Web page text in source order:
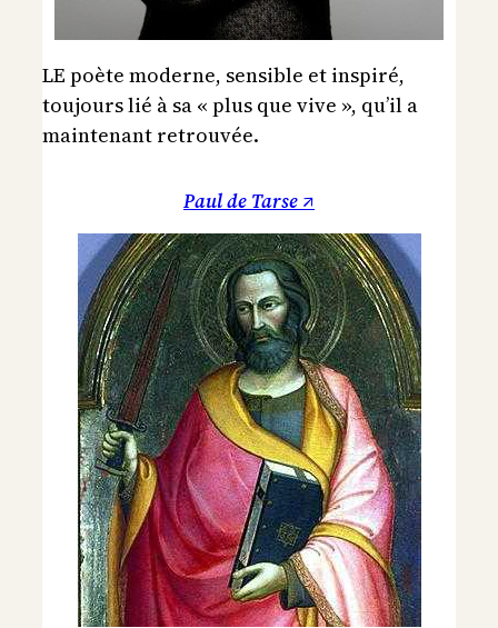
LE poète moderne, sensible et inspiré,
toujours lié à sa « plus que vive », qu’il a
maintenant retrouvée.
Paul de Tarse ↗